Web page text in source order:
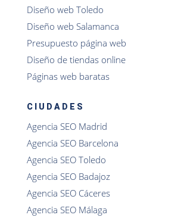
Diseño web Toledo
Diseño web Salamanca
Presupuesto página web
Diseño de tiendas online
Páginas web baratas
CIUDADES
Agencia SEO Madrid
Agencia SEO Barcelona
Agencia SEO Toledo
Agencia SEO Badajoz
Agencia SEO Cáceres
Agencia SEO Málaga